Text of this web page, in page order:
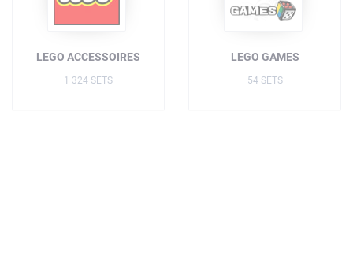
LEGO ACCESSOIRES
1 324 SETS
LEGO GAMES
54 SETS